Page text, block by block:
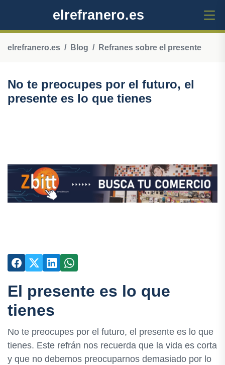
elrefranero.es
elrefranero.es Blog Refranes sobre el presente
No te preocupes por el futuro, el
presente es lo que tienes
El presente es lo que
tienes
No te preocupes por el futuro, el presente es lo que
tienes. Este refrán nos recuerda que la vida es corta
y que no debemos preocuparnos demasiado por lo